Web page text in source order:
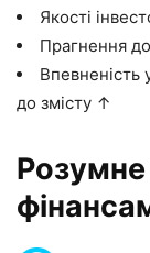
Якості
Прагнення
Впевненість
до змісту ↑